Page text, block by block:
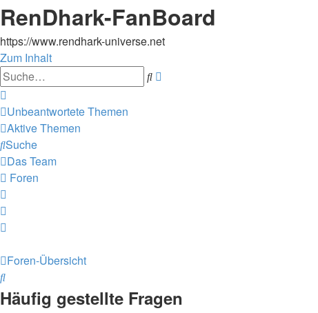
RenDhark-FanBoard
https://www.rendhark-universe.net
Zum Inhalt
Suche
Unbeantwortete Themen
Aktive Themen
Suche
Das Team
Foren
Foren-Übersicht
Suche
Häufig gestellte Fragen